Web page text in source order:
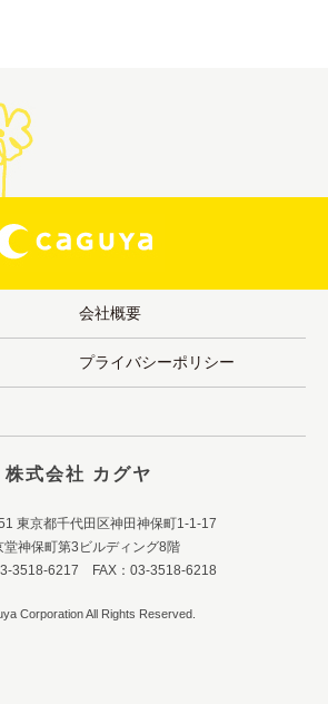
会社概要
プライバシーポリシー
株式会社 カグヤ
東京都千代田区神田神保町1-1-17
堂神保町第3ビルディング8階
3518-6217 FAX：03-3518-6218
Corporation All Rights Reserved.